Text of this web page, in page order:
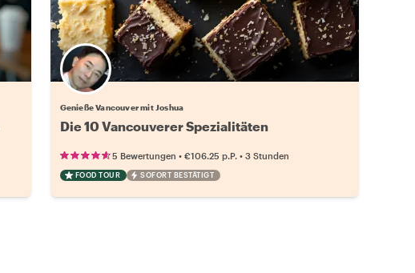
Genieße Vancouver mit Joshua
Die 10 Vancouverer Spezialitäten
5 Bewertungen • €106.25 p.P. • 3 Stunden
FOOD TOUR SOFORT BESTÄTIGT